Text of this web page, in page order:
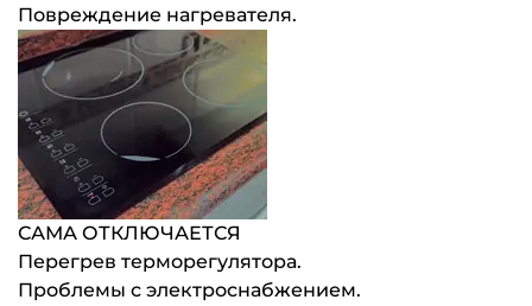
Повреждение нагревателя.
САМА ОТКЛЮЧАЕТСЯ
Перегрев терморегулятора.
Проблемы с электроснабжением.